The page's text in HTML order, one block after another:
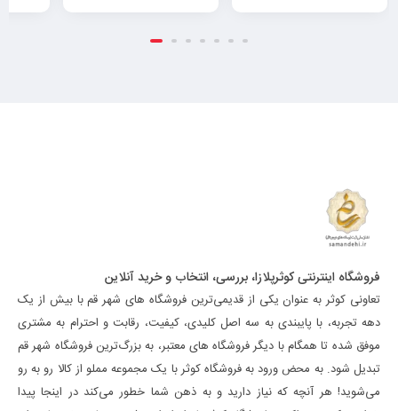
فروشگاه اینترنتی کوثرپلازا، بررسی، انتخاب و خرید آنلاین
تعاونی کوثر به عنوان یکی از قدیمی‌ترین فروشگاه های شهر قم با بیش از یک
دهه تجربه، با پایبندی به سه اصل کلیدی، کیفیت، رقابت و احترام به مشتری
موفق شده تا همگام با دیگر فروشگاه های معتبر، به بزرگ‌ترین فروشگاه شهر قم
تبدیل شود. به محض ورود به فروشگاه کوثر با یک مجموعه مملو از کالا رو به رو
می‌شوید! هر آنچه که نیاز دارید و به ذهن شما خطور می‌کند در اینجا پیدا